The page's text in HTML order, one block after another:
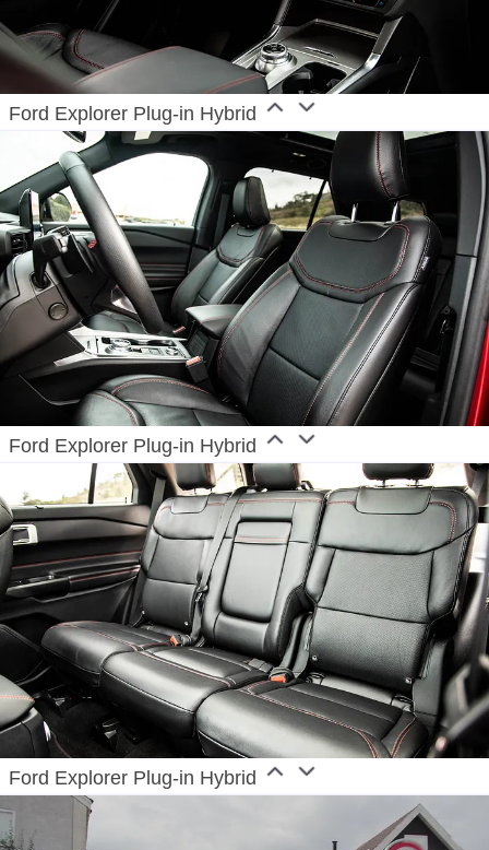
Ford Explorer Plug-in Hybrid
Ford Explorer Plug-in Hybrid
Ford Explorer Plug-in Hybrid